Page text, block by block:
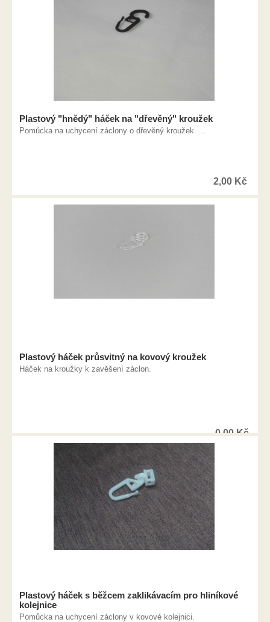
Plastový "hnědý" háček na "dřevěný" kroužek
Pomůcka na uchycení záclony o dřevěný kroužek. ...
2,00 Kč
Plastový háček průsvitný na kovový kroužek
Háček na kroužky k zavěšení záclon.
0,00Kč
Plastový háček s běžcem zaklikávacím pro hliníkové
kolejnice
Pomůcka na uchycení záclony v kovové kolejnici.